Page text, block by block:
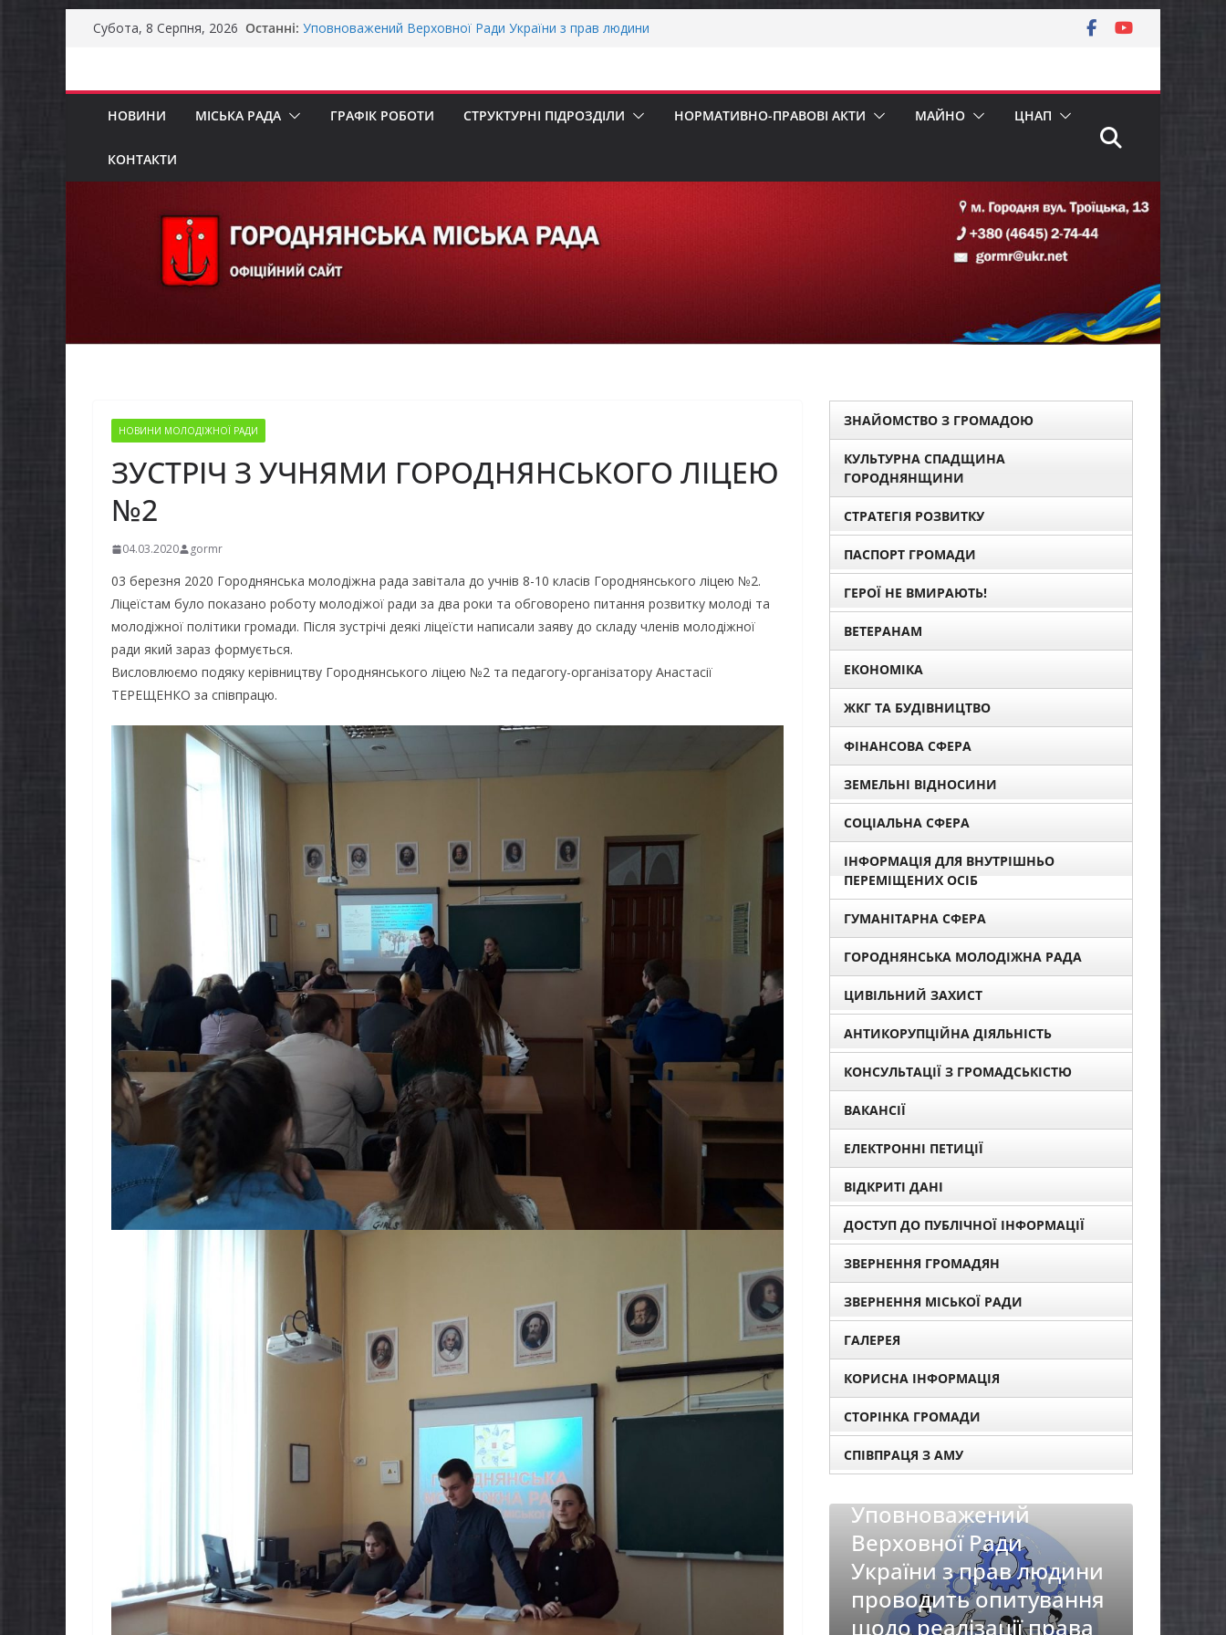
Перейти
Субота, 8 Серпня, 2026 Останні: Як отримати компенсацію за товари, придбані для
ветеранського бізнесу
інвалідністю на працю
Захищай небо Чернігівщини!
НОВИНИ МІСЬКА РАДА ГРАФІК РОБОТИ СТРУКТУРНІ ПІДРОЗДІЛИ НОРМАТИВНО-ПРАВОВІ АКТИ МАЙНО ЦНАП
КОНТАКТИ
НОВИНИ МОЛОДІЖНОЇ РАДИ
ЗУСТРІЧ З УЧНЯМИ ГОРОДНЯНСЬКОГО ЛІЦЕЮ
№2
04.03.2020 gormr
03 березня 2020 Городнянська молодіжна рада завітала до учнів 8-10 класів Городнянського ліцею №2.
Ліцеїстам було показано роботу молодіжої ради за два роки та обговорено питання розвитку молоді та
молодіжної політики громади. Після зустрічі деякі ліцеїсти написали заяву до складу членів молодіжної
ради який зараз формується.
Висловлюємо подяку керівництву Городнянського ліцею №2 та педагогу-організатору Анастасії
ТЕРЕЩЕНКО за співпрацю.
ЗНАЙОМСТВО З ГРОМАДОЮ
КУЛЬТУРНА СПАДЩИНА
ГОРОДНЯНЩИНИ
СТРАТЕГІЯ РОЗВИТКУ
ПАСПОРТ ГРОМАДИ
ГЕРОЇ НЕ ВМИРАЮТЬ!
ВЕТЕРАНАМ
ЕКОНОМІКА
ЖКГ ТА БУДІВНИЦТВО
ФІНАНСОВА СФЕРА
ЗЕМЕЛЬНІ ВІДНОСИНИ
СОЦІАЛЬНА СФЕРА
ІНФОРМАЦІЯ ДЛЯ ВНУТРІШНЬО
ПЕРЕМІЩЕНИХ ОСІБ
ГУМАНІТАРНА СФЕРА
ГОРОДНЯНСЬКА МОЛОДІЖНА РАДА
ЦИВІЛЬНИЙ ЗАХИСТ
АНТИКОРУПЦІЙНА ДІЯЛЬНІСТЬ
КОНСУЛЬТАЦІЇ З ГРОМАДСЬКІСТЮ
ВАКАНСІЇ
ЕЛЕКТРОННІ ПЕТИЦІЇ
ВІДКРИТІ ДАНІ
ДОСТУП ДО ПУБЛІЧНОЇ ІНФОРМАЦІЇ
ЗВЕРНЕННЯ ГРОМАДЯН
ЗВЕРНЕННЯ МІСЬКОЇ РАДИ
ГАЛЕРЕЯ
КОРИСНА ІНФОРМАЦІЯ
СТОРІНКА ГРОМАДИ
СПІВПРАЦЯ З АМУ
НОВИНИ
НОВИНИ
Уповноважений
Верховної Ради
України з прав людини
проводить опитування
щодо реалізації права
НОВИНИ